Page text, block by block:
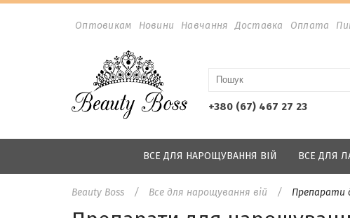
Оптовикам Новини Навчання Доставка Оплата
+380 (67) 467 27 23
ВСЕ ДЛЯ НАРОЩУВАННЯ ВІЙ ВСЕ ДЛЯ
Beauty Boss Все для нарощування вій Препарати